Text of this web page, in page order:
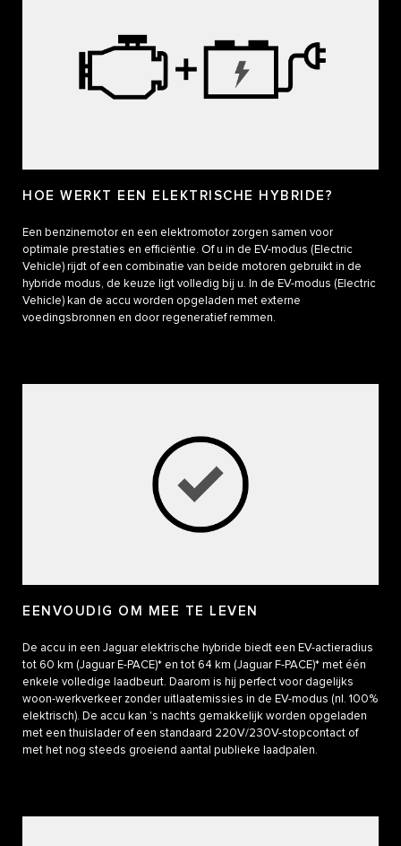
HOE WERKT EEN ELEKTRISCHE HYBRIDE?
Een benzinemotor en een elektromotor zorgen samen voor
optimale prestaties en efficiëntie. Of u in de EV-modus (Electric
Vehicle) rijdt of een combinatie van beide motoren gebruikt in de
hybride modus, de keuze ligt volledig bij u. In de EV-modus (Electric
Vehicle) kan de accu worden opgeladen met externe
voedingsbronnen en door regeneratief remmen.
EENVOUDIG OM MEE TE LEVEN
De accu in een Jaguar elektrische hybride biedt een EV-actieradius
tot 60 km (Jaguar E-PACE)* en tot 64 km (Jaguar F-PACE)* met één
enkele volledige laadbeurt. Daarom is hij perfect voor dagelijks
woon-werkverkeer zonder uitlaatemissies in de EV-modus (nl. 100%
elektrisch). De accu kan 's nachts gemakkelijk worden opgeladen
met een thuislader of een standaard 220V/230V-stopcontact of
met het nog steeds groeiend aantal publieke laadpalen.